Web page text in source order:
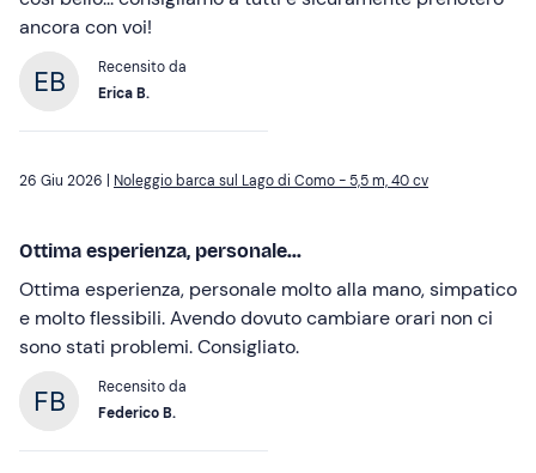
ancora con voi!
Recensito da
Erica B.
26 Giu 2026 | Noleggio barca sul Lago di Como - 5,5 m, 40 cv
Ottima esperienza, personale...
Ottima esperienza, personale molto alla mano, simpatico
e molto flessibili. Avendo dovuto cambiare orari non ci
sono stati problemi. Consigliato.
Recensito da
Federico B.